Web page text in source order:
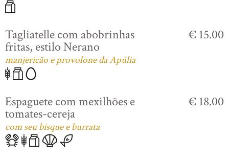
Tagliatelle com abobrinhas
fritas, estilo Nerano
manjericão e provolone da Apúlia
€ 15.00
Espaguete com mexilhões e
tomates-cereja
com seu bisque e burrata
€ 18.00